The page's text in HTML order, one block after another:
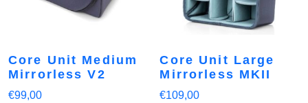
Core Unit Medium
Mirrorless V2
€99,00
Core Unit Large
Mirrorless MKII
€109,00